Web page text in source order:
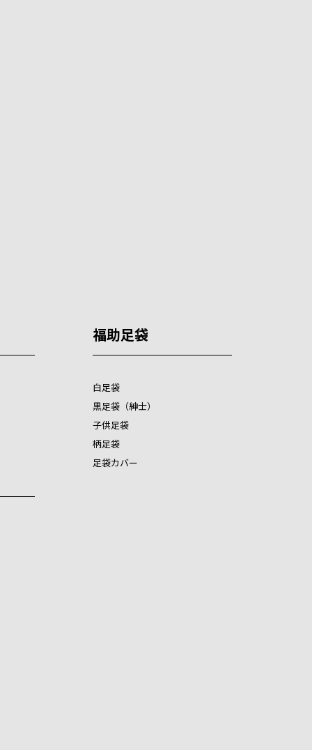
福助足袋
白足袋
黒足袋（紳士）
子供足袋
柄足袋
足袋カバー